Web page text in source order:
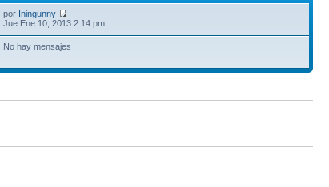
por Iningunny
Jue Ene 10, 2013 2:14 pm
No hay mensajes